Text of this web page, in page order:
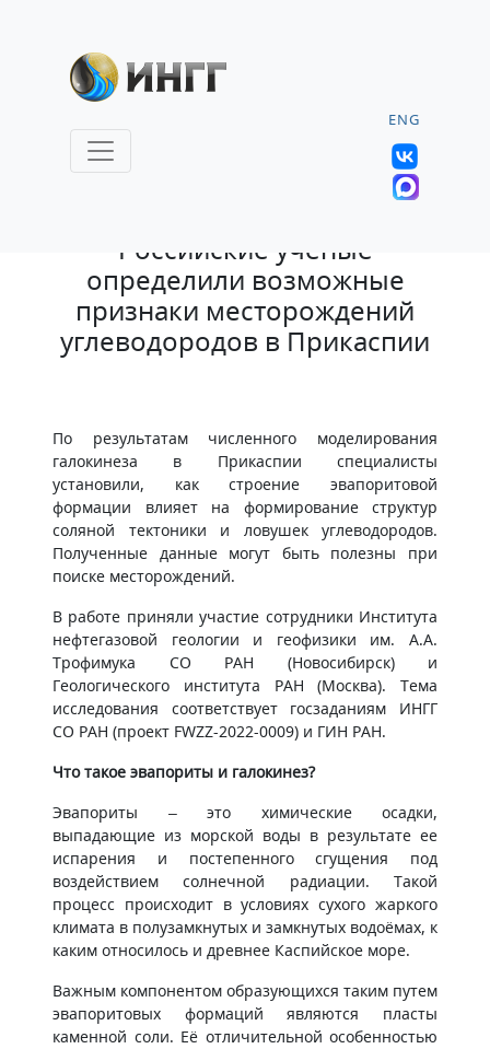
ENG
Российские учёные
определили возможные
признаки месторождений
углеводородов в Прикаспии
По результатам численного моделирования
галокинеза в Прикаспии специалисты
установили, как строение эвапоритовой
формации влияет на формирование структур
соляной тектоники и ловушек углеводородов.
Полученные данные могут быть полезны при
поиске месторождений.
В работе приняли участие сотрудники Института
нефтегазовой геологии и геофизики им. А.А.
Трофимука СО РАН (Новосибирск) и
Геологического института РАН (Москва). Тема
исследования соответствует госзаданиям ИНГГ
СО РАН (проект FWZZ-2022-0009) и ГИН РАН.
Что такое эвапориты и галокинез?
Эвапориты – это химические осадки,
выпадающие из морской воды в результате ее
испарения и постепенного сгущения под
воздействием солнечной радиации. Такой
процесс происходит в условиях сухого жаркого
климата в полузамкнутых и замкнутых водоёмах, к
каким относилось и древнее Каспийское море.
Важным компонентом образующихся таким путем
эвапоритовых формаций являются пласты
каменной соли. Её отличительной особенностью